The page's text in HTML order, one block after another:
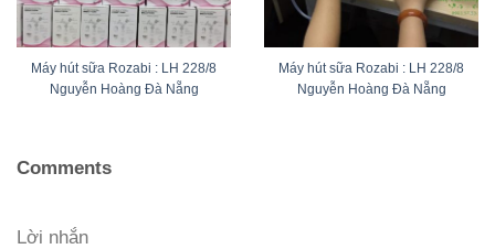
Máy hút sữa Rozabi : LH 228/8
Nguyễn Hoàng Đà Nẵng
Máy hút sữa Rozabi : LH 228/8
Nguyễn Hoàng Đà Nẵng
Comments
Lời nhắn